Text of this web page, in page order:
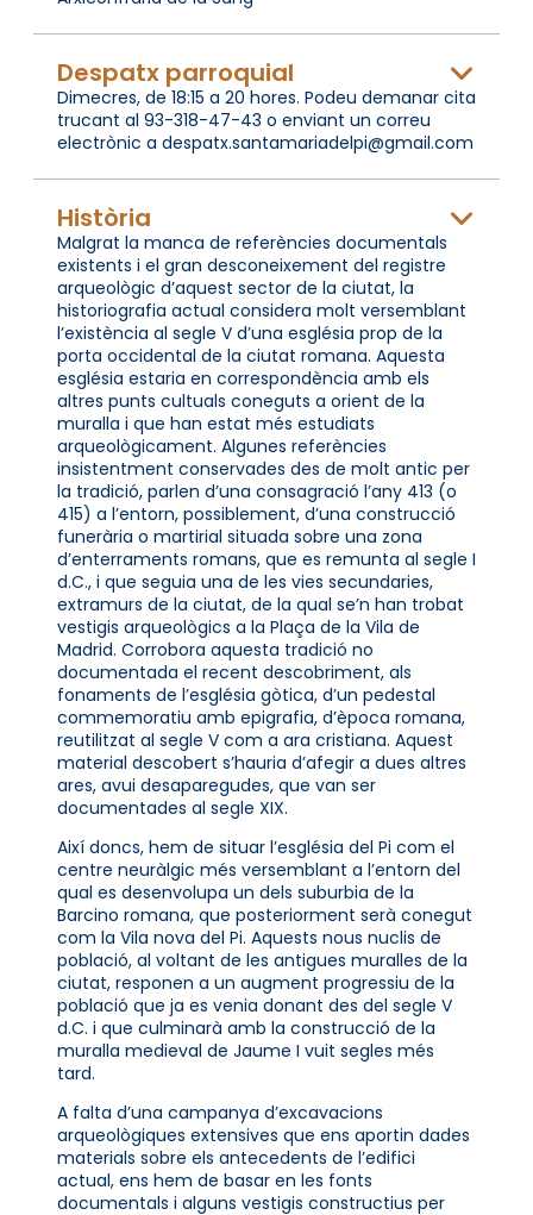
Despatx parroquial
Dimecres, de 18:15 a 20 hores. Podeu demanar cita
trucant al 93-318-47-43 o enviant un correu
electrònic a despatx.santamariadelpi@gmail.com
Història
Malgrat la manca de referències documentals
existents i el gran desconeixement del registre
arqueològic d’aquest sector de la ciutat, la
historiografia actual considera molt versemblant
l’existència al segle V d’una església prop de la
porta occidental de la ciutat romana. Aquesta
església estaria en correspondència amb els
altres punts cultuals coneguts a orient de la
muralla i que han estat més estudiats
arqueològicament. Algunes referències
insistentment conservades des de molt antic per
la tradició, parlen d’una consagració l’any 413 (o
415) a l’entorn, possiblement, d’una construcció
funerària o martirial situada sobre una zona
d’enterraments romans, que es remunta al segle I
d.C., i que seguia una de les vies secundaries,
extramurs de la ciutat, de la qual se’n han trobat
vestigis arqueològics a la Plaça de la Vila de
Madrid. Corrobora aquesta tradició no
documentada el recent descobriment, als
fonaments de l’església gòtica, d’un pedestal
commemoratiu amb epigrafia, d’època romana,
reutilitzat al segle V com a ara cristiana. Aquest
material descobert s’hauria d’afegir a dues altres
ares, avui desaparegudes, que van ser
documentades al segle XIX.
Així doncs, hem de situar l’església del Pi com el
centre neuràlgic més versemblant a l’entorn del
qual es desenvolupa un dels suburbia de la
Barcino romana, que posteriorment serà conegut
com la Vila nova del Pi. Aquests nous nuclis de
població, al voltant de les antigues muralles de la
ciutat, responen a un augment progressiu de la
població que ja es venia donant des del segle V
d.C. i que culminarà amb la construcció de la
muralla medieval de Jaume I vuit segles més
tard.
A falta d’una campanya d’excavacions
arqueològiques extensives que ens aportin dades
materials sobre els antecedents de l’edifici
actual, ens hem de basar en les fonts
documentals i alguns vestigis constructius per